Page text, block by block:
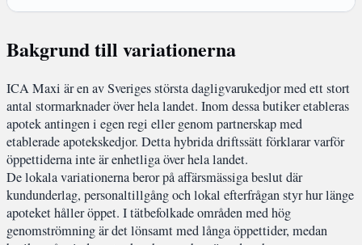
Bakgrund till variationerna
ICA Maxi är en av Sveriges största dagligvarukedjor med ett stort
antal stormarknader över hela landet. Inom dessa butiker etableras
apotek antingen i egen regi eller genom partnerskap med
etablerade apotekskedjor. Detta hybrida driftssätt förklarar varför
öppettiderna inte är enhetliga över hela landet.
De lokala variationerna beror på affärsmässiga beslut där
kundunderlag, personaltillgång och lokal efterfrågan styr hur länge
apoteket håller öppet. I tätbefolkade områden med hög
genomströmning är det lönsamt med långa öppettider, medan